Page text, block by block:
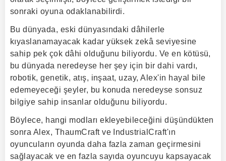
sonraki oyuna odaklanabilirdi.
Bu dünyada, eski dünyasındaki dâhilerle
kıyaslanamayacak kadar yüksek zekâ seviyesine
sahip pek çok dâhi olduğunu biliyordu. Ve en kötüsü,
bu dünyada neredeyse her şey için bir dahi vardı,
robotik, genetik, atış, inşaat, uzay, Alex'in hayal bile
edemeyeceği şeyler, bu konuda neredeyse sonsuz
bilgiye sahip insanlar olduğunu biliyordu.
Böylece, hangi modları ekleyebileceğini düşündükten
sonra Alex, ThaumCraft ve IndustrialCraft'ın
oyuncuların oyunda daha fazla zaman geçirmesini
sağlayacak ve en fazla sayıda oyuncuyu kapsayacak